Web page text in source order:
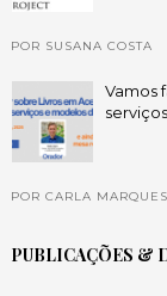
POR SUSANA COSTA
Vamos
POR CARLA MARQUES
PUBLICAÇÕES &